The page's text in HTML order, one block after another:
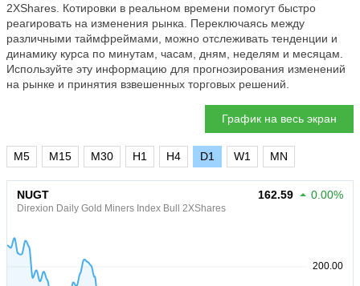
2XShares. Котировки в реальном времени помогут быстро
реагировать на изменения рынка. Переключаясь между
различными таймфреймами, можно отслеживать тенденции и
динамику курса по минутам, часам, дням, неделям и месяцам.
Используйте эту информацию для прогнозирования изменений
на рынке и принятия взвешенных торговых решений.
График на весь экран
M5 M15 M30 H1 H4 D1 W1 MN
NUGT
Direxion Daily Gold Miners Index Bull 2XShares
162.59 0.00%